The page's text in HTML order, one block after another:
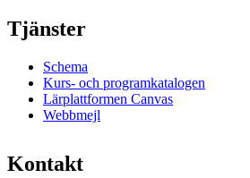
Tjänster
Schema
Kurs- och programkatalogen
Lärplattformen Canvas
Webbmejl
Kontakt